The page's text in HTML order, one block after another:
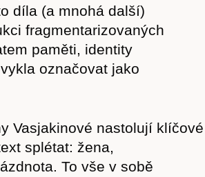
díla (a mnohá další)
fragmentarizovaných
paměti, identity
označovat jako
Vasjakinové nastolují klíčové
splétat: žena,
To vše v sobě